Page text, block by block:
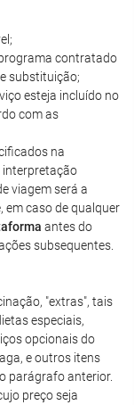
contratado
substituição;
esteja incluído no
com as
na
interpretação
viagem será a
em caso de qualquer
antes do
subsequentes.
"extras", tais
especiais,
opcionais do
e outros itens
parágrafo anterior.
preço seja